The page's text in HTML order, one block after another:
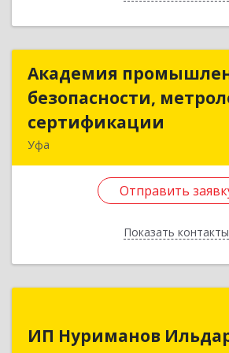
Назад
Академия
безопасности,
сертификации
Уфа
Отправить
Показать контакты
Академия
безопасности,
Революционная ул,
ИП Нуриманов
452320, Башкортостан